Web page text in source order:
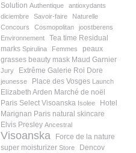
Solution Authentique
antioxydants
diciembre
Savoir-faire
Naturelle
Concours
Cosmopolitan
joostberens
Environnement
Tea time Residual
marks Spirulina Femmes
peaux
grasses beauty mask Maud Garnier
Jury Extrême Galerie Roi Dore
jeunesse Place des Vosges Launch
Elizabeth Arden Marché de noël
Paris Select Visoanska Isolee
Hotel
Marignan Paris natural skincare
Elvis Presley Ancestral
Visoanska
Force de la nature
super moisturizer Store
Dencov